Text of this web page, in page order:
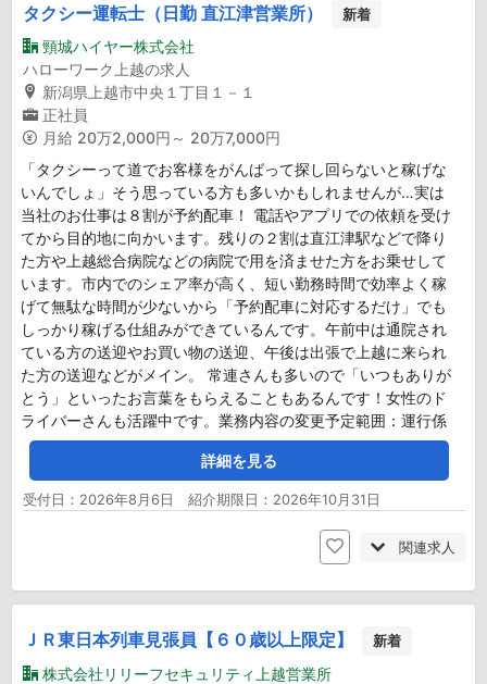
タクシー運転士（日勤 直江津営業所） 新着
頸城ハイヤー株式会社
ハローワーク上越の求人
新潟県上越市中央１丁目１－１
正社員
月給 20万2,000円～ 20万7,000円
「タクシーって道でお客様をがんばって探し回らないと稼げな
いんでしょ」そう思っている方も多いかもしれませんが…実は
当社のお仕事は８割が予約配車！ 電話やアプリでの依頼を受け
てから目的地に向かいます。残りの２割は直江津駅などで降り
た方や上越総合病院などの病院で用を済ませた方をお乗せして
います。市内でのシェア率が高く、短い勤務時間で効率よく稼
げて無駄な時間が少ないから「予約配車に対応するだけ」でも
しっかり稼げる仕組みができているんです。午前中は通院され
ている方の送迎やお買い物の送迎、午後は出張で上越に来られ
た方の送迎などがメイン。 常連さんも多いので「いつもありが
とう」といったお言葉をもらえることもあるんです！女性のド
ライバーさんも活躍中です。業務内容の変更予定範囲：運行係
詳細を見る
受付日：2026年8月6日 紹介期限日：2026年10月31日
関連求人
ＪＲ東日本列車見張員【６０歳以上限定】 新着
株式会社リリーフセキュリティ上越営業所